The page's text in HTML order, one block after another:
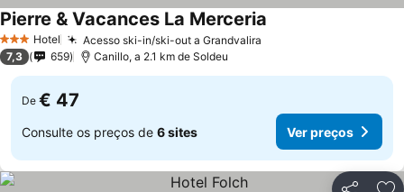
3 EstrelasHotel Acesso ski-in/ski-out a Grandvalira
Pierre & Vacances La Merceria
7,3 659 Canillo, a 2.1 km de Soldeu
De € 47
Consulte os preços de 6 sites Ver preços